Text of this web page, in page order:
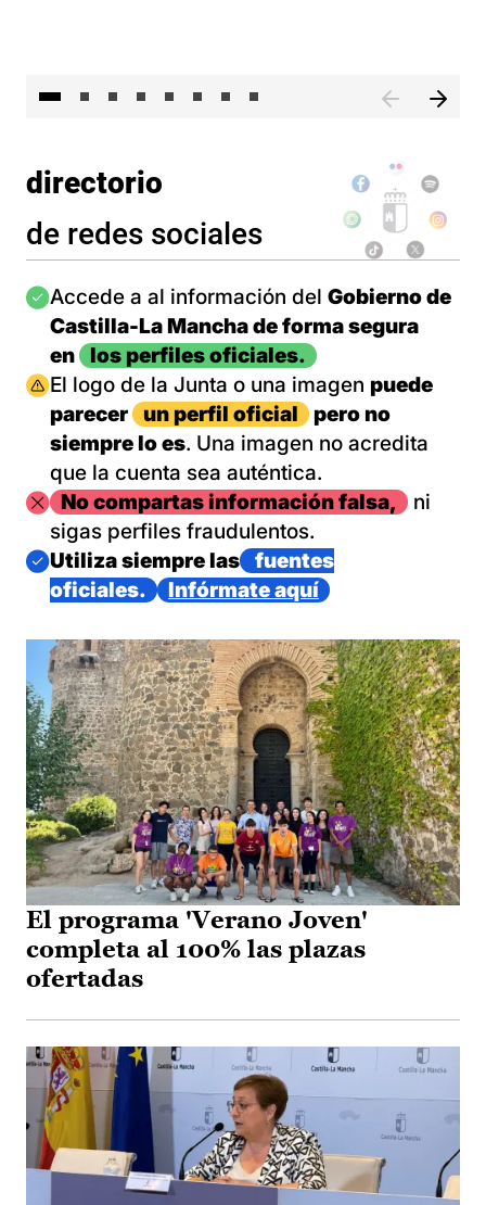
directorio
de redes sociales
Imagen
Accede a al información del Gobierno de
Castilla-La Mancha de forma segura
en
los perfiles oficiales.
Imagen
El logo de la Junta o una imagen puede
parecer
un perfil oficial
pero no
siempre lo es. Una imagen no acredita
que la cuenta sea auténtica.
ImagenNo compartas información falsa,
ni
sigas perfiles fraudulentos.
Imagen
Utiliza siempre las
fuentes
oficiales.
Infórmate aquí
El programa 'Verano Joven'
completa al 100% las plazas
ofertadas